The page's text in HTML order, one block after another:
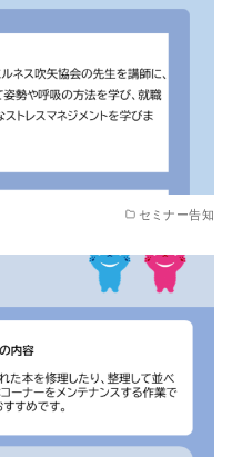
セミナー告知